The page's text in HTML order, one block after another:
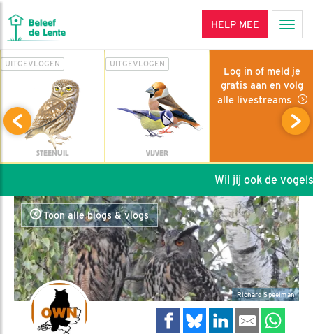
HELP MEE
UITGEVLOGEN
STEENUIL
UITGEVLOGEN
VIJVER
Log in of meld je
gratis aan en volg
alle livestreams
Wil jij ook de vogels
Toon alle blogs & vlogs
Richard Speelman